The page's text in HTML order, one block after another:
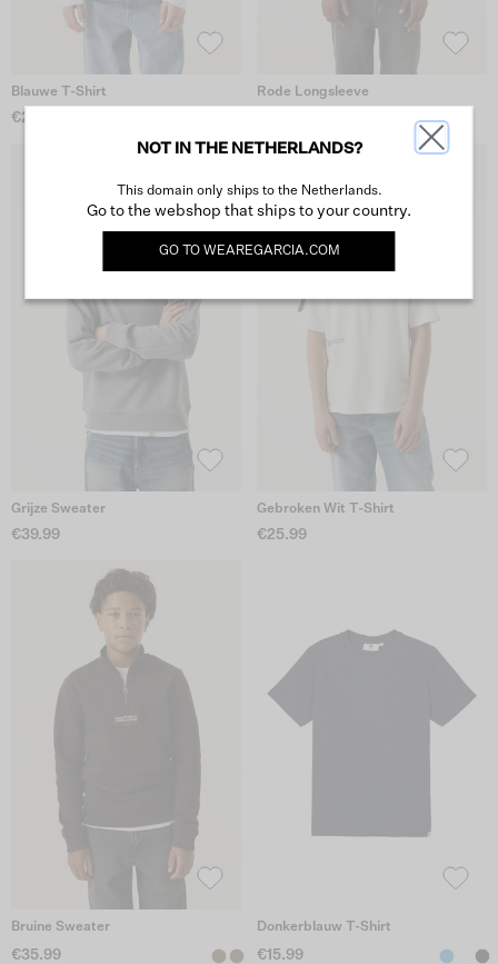
Blauwe T-Shirt
€29.99
Rode Longsleeve
Grijze Sweater
€39.99
Gebroken Wit T-Shirt
€25.99
Bruine Sweater
€35.99
Donkerblauw T-Shirt
€15.99
NOT IN THE NETHERLANDS?
This domain only ships to the Netherlands.
Go to the webshop that ships to your country.
GO TO WEAREGARCIA.COM